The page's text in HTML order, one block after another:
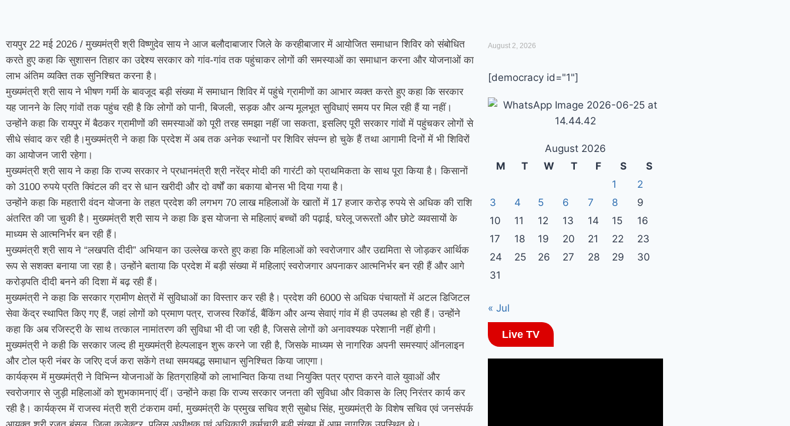
रायपुर 22 मई 2026 / मुख्यमंत्री श्री विष्णुदेव साय ने आज बलौदाबाजार जिले के करहीबाजार में आयोजित समाधान शिविर को संबोधित
करते हुए कहा कि सुशासन तिहार का उद्देश्य सरकार को गांव-गांव तक पहुंचाकर लोगों की समस्याओं का समाधान करना और योजनाओं का
लाभ अंतिम व्यक्ति तक सुनिश्चित करना है।
मुख्यमंत्री श्री साय ने भीषण गर्मी के बावजूद बड़ी संख्या में समाधान शिविर में पहुंचे ग्रामीणों का आभार व्यक्त करते हुए कहा कि सरकार
यह जानने के लिए गांवों तक पहुंच रही है कि लोगों को पानी, बिजली, सड़क और अन्य मूलभूत सुविधाएं समय पर मिल रही हैं या नहीं।
उन्होंने कहा कि रायपुर में बैठकर ग्रामीणों की समस्याओं को पूरी तरह समझा नहीं जा सकता, इसलिए पूरी सरकार गांवों में पहुंचकर लोगों से
सीधे संवाद कर रही है।मुख्यमंत्री ने कहा कि प्रदेश में अब तक अनेक स्थानों पर शिविर संपन्न हो चुके हैं तथा आगामी दिनों में भी शिविरों
का आयोजन जारी रहेगा।
मुख्यमंत्री श्री साय ने कहा कि राज्य सरकार ने प्रधानमंत्री श्री नरेंद्र मोदी की गारंटी को प्राथमिकता के साथ पूरा किया है। किसानों
को 3100 रुपये प्रति क्विंटल की दर से धान खरीदी और दो वर्षों का बकाया बोनस भी दिया गया है।
उन्होंने कहा कि महतारी वंदन योजना के तहत प्रदेश की लगभग 70 लाख महिलाओं के खातों में 17 हजार करोड़ रुपये से अधिक की राशि
अंतरित की जा चुकी है। मुख्यमंत्री श्री साय ने कहा कि इस योजना से महिलाएं बच्चों की पढ़ाई, घरेलू जरूरतों और छोटे व्यवसायों के
माध्यम से आत्मनिर्भर बन रही हैं।
मुख्यमंत्री श्री साय ने “लखपति दीदी” अभियान का उल्लेख करते हुए कहा कि महिलाओं को स्वरोजगार और उद्यमिता से जोड़कर आर्थिक
रूप से सशक्त बनाया जा रहा है। उन्होंने बताया कि प्रदेश में बड़ी संख्या में महिलाएं स्वरोजगार अपनाकर आत्मनिर्भर बन रही हैं और आगे
करोड़पति दीदी बनने की दिशा में बढ़ रही हैं।
मुख्यमंत्री ने कहा कि सरकार ग्रामीण क्षेत्रों में सुविधाओं का विस्तार कर रही है। प्रदेश की 6000 से अधिक पंचायतों में अटल डिजिटल
सेवा केंद्र स्थापित किए गए हैं, जहां लोगों को प्रमाण पत्र, राजस्व रिकॉर्ड, बैंकिंग और अन्य सेवाएं गांव में ही उपलब्ध हो रही हैं। उन्होंने
कहा कि अब रजिस्ट्री के साथ तत्काल नामांतरण की सुविधा भी दी जा रही है, जिससे लोगों को अनावश्यक परेशानी नहीं होगी।
मुख्यमंत्री ने कही कि सरकार जल्द ही मुख्यमंत्री हेल्पलाइन शुरू करने जा रही है, जिसके माध्यम से नागरिक अपनी समस्याएं ऑनलाइन
और टोल फ्री नंबर के जरिए दर्ज करा सकेंगे तथा समयबद्ध समाधान सुनिश्चित किया जाएगा।
कार्यक्रम में मुख्यमंत्री ने विभिन्न योजनाओं के हितग्राहियों को लाभान्वित किया तथा नियुक्ति पत्र प्राप्त करने वाले युवाओं और
स्वरोजगार से जुड़ी महिलाओं को शुभकामनाएं दीं। उन्होंने कहा कि राज्य सरकार जनता की सुविधा और विकास के लिए निरंतर कार्य कर
रही है। कार्यक्रम में राजस्व मंत्री श्री टंकराम वर्मा, मुख्यमंत्री के प्रमुख सचिव श्री सुबोध सिंह, मुख्यमंत्री के विशेष सचिव एवं जनसंपर्क
August 2, 2026
[democracy id="1"]
August 2026
M
T W T F S
S
1
2
3
4 5 6 7 8
9
10
11 12 13 14 15
16
17
18 19 20 21 22
23
24
25 26 27 28 29
30
31
« Jul
Live TV